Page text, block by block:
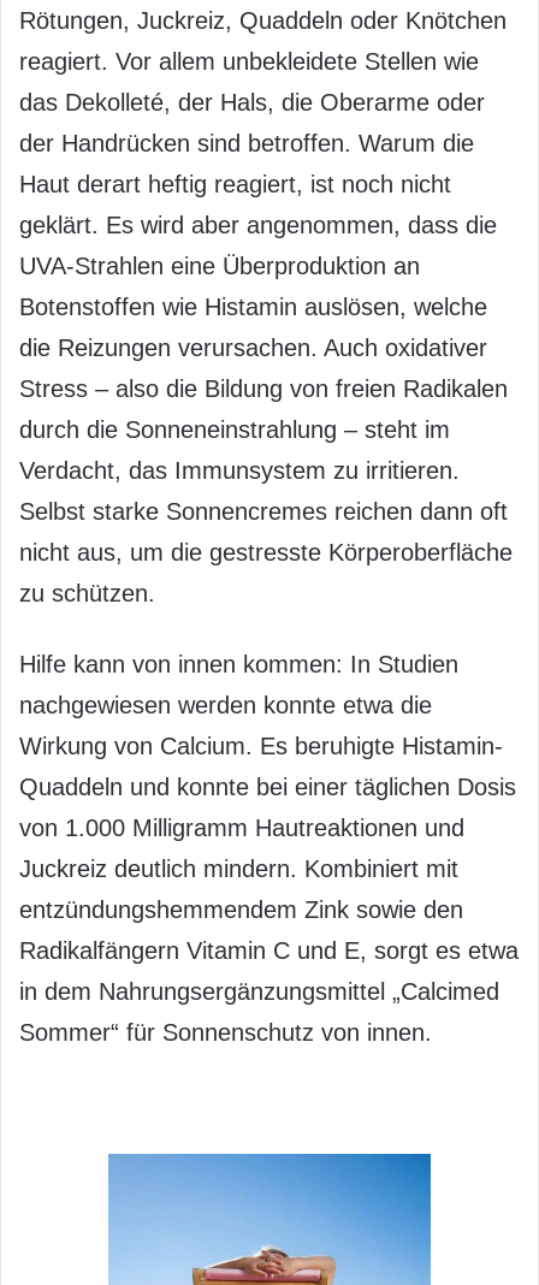
Rötungen, Juckreiz, Quaddeln oder Knötchen
reagiert. Vor allem unbekleidete Stellen wie
das Dekolleté, der Hals, die Oberarme oder
der Handrücken sind betroffen. Warum die
Haut derart heftig reagiert, ist noch nicht
geklärt. Es wird aber angenommen, dass die
UVA-Strahlen eine Überproduktion an
Botenstoffen wie Histamin auslösen, welche
die Reizungen verursachen. Auch oxidativer
Stress – also die Bildung von freien Radikalen
durch die Sonneneinstrahlung – steht im
Verdacht, das Immunsystem zu irritieren.
Selbst starke Sonnencremes reichen dann oft
nicht aus, um die gestresste Körperoberfläche
zu schützen.
Hilfe kann von innen kommen: In Studien
nachgewiesen werden konnte etwa die
Wirkung von Calcium. Es beruhigte Histamin-
Quaddeln und konnte bei einer täglichen Dosis
von 1.000 Milligramm Hautreaktionen und
Juckreiz deutlich mindern. Kombiniert mit
entzündungshemmendem Zink sowie den
Radikalfängern Vitamin C und E, sorgt es etwa
in dem Nahrungsergänzungsmittel „Calcimed
Sommer“ für Sonnenschutz von innen.